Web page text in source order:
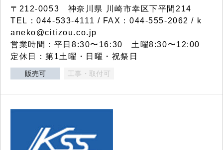
〒212-0053 神奈川県 川崎市幸区下平間214
TEL：044-533-4111 / FAX：044-555-2062 / k
aneko@citizou.co.jp
営業時間：平日8:30〜16:30 土曜8:30〜12:00
定休日：第1土曜・日曜・祝祭日
販売可 工事・取付可